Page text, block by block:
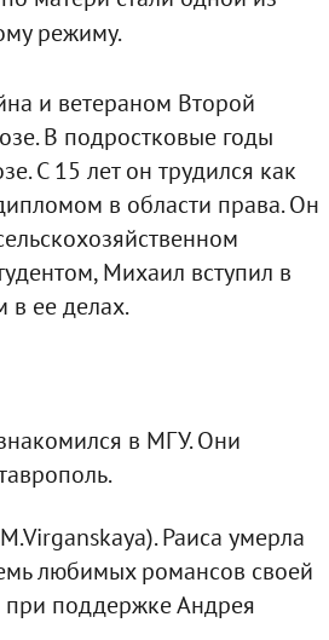
режиму.
и ветераном Второй
В подростковые годы
С 15 лет он трудился как
в области права. Он
Михаил вступил в
в ее делах.
в МГУ. Они
Раиса умерла
любимых романсов своей
при поддержке Андрея